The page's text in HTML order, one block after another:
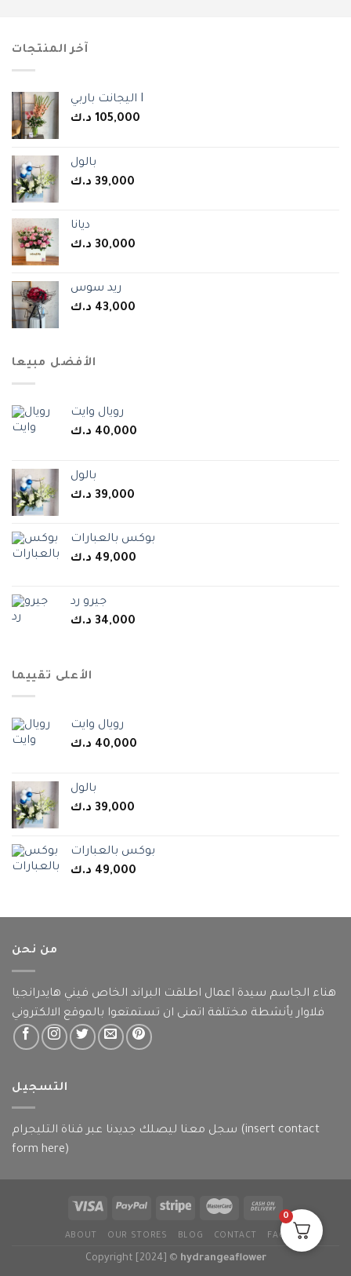
آخر المنتجات
اليجانت باربي I
105,000 د.ك
بالول
39,000 د.ك
ديانا
30,000 د.ك
ريد سوس
43,000 د.ك
الأفضل مبيعا
رويال وايت
40,000 د.ك
بالول
39,000 د.ك
بوكس بالعبارات
49,000 د.ك
جيرو رد
34,000 د.ك
الأعلى تقييما
رويال وايت
40,000 د.ك
بالول
39,000 د.ك
بوكس بالعبارات
49,000 د.ك
من نحن
هناء الجاسم سيدة اعمال اطلقت البراند الخاص فيني هايدرانجيا
فلاوار يأنشطة مختلفة اتمنى ان تستمتعوا بالموقع الالكتروني
التسجيل
سجل معنا ليصلك جديدنا عبر قناة التليجرام (insert contact
form here)
ABOUT OUR STORES BLOG CONTACT FAQ
Copyright [2024] © hydrangeaflower
0